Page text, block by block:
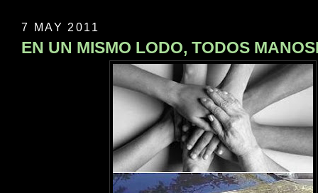
7 MAY 2011
EN UN MISMO LODO, TODOS